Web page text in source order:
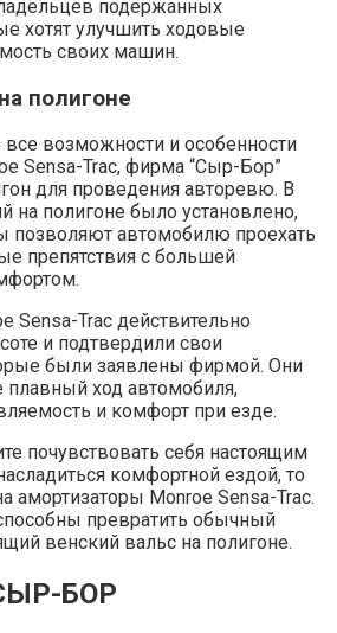
подержанных
хотят улучшить ходовые
своих машин.
полигоне
возможности и особенности
Sensa-Trac, фирма “Сыр-Бор”
для проведения авторевю. В
на полигоне было установлено,
позволяют автомобилю проехать
препятствия с большей
Sensa-Trac действительно
и подтвердили свои
были заявлены фирмой. Они
плавный ход автомобиля,
и комфорт при езде.
почувствовать себя настоящим
комфортной ездой, то
амортизаторы Monroe Sensa-Trac.
превратить обычный
венский вальс на полигоне.
БОР